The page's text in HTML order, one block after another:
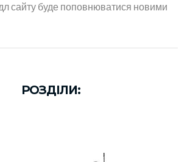
сайту буде поповнюватися новими
РОЗДІЛИ: